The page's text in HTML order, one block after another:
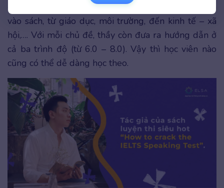
20 chủ đề luyện nói
vào sách, từ giáo dục, môi trường, đến kinh tế – xã
hội,…. Với mỗi chủ đề, thầy còn đưa ra hướng dẫn ở
cả ba trình độ (từ 6.0 – 8.0). Vậy thì học viên nào
cũng có thể dễ dàng học theo.